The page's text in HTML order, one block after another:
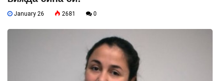
January 26 2681 0